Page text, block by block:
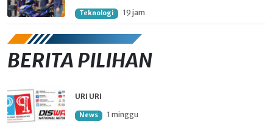
Teknologi 19 jam
BERITA PILIHAN
URI URI
News 1 minggu